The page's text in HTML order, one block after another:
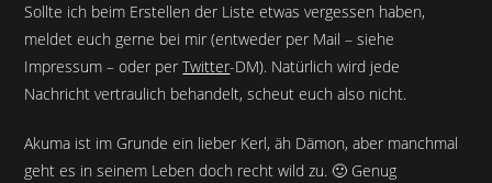
Sollte ich beim Erstellen der Liste etwas vergessen haben,
meldet euch gerne bei mir (entweder per Mail – siehe
Impressum – oder perTwitter-DM). Natürlich wird jede
Nachricht vertraulich behandelt, scheut euch also nicht.
Akuma ist im Grunde ein lieber Kerl, äh Dämon, aber manchmal
geht es in seinem Leben doch recht wild zu. 🙂 Genug